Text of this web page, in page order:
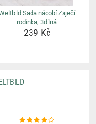
Sada nádobí Zaječí
rodinka, 3dílná
239 Kč